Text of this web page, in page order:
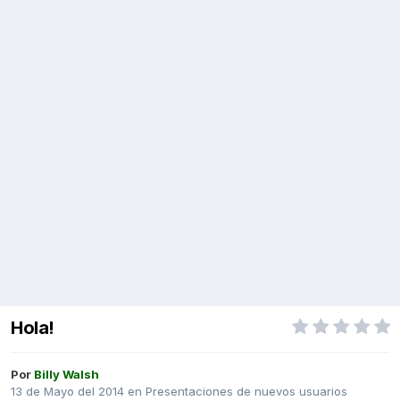
Hola!
Por Billy Walsh
13 de Mayo del 2014 en Presentaciones de nuevos usuarios